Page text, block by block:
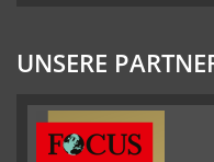
UNSERE